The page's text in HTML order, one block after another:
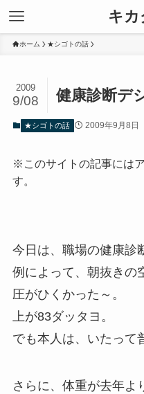
キカ
ホーム ★シゴトの話
健康診断デ
2009
9/08
★シゴトの話 2009年9月8日
※このサイトの記事には
す。
今日は、職場の健康診
例によって、朝抜きの
圧がひくかった～。
上が83ダッタヨ。
でも本人は、いたって
さらに、体重が去年よ